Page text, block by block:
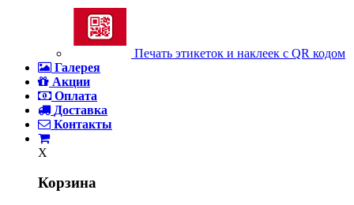
Печать этикеток и наклеек с QR кодом
Галерея
Акции
Оплата
Доставка
Контакты
X
Корзина